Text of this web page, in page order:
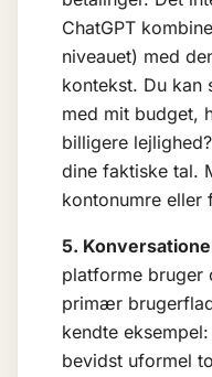
ChatGPT
niveauet) med
kontekst. Du kan
med mit budget,
billigere
dine faktiske tal.
kontonumre eller
5.
platforme bruger
primær
kendte
bevidst uformel